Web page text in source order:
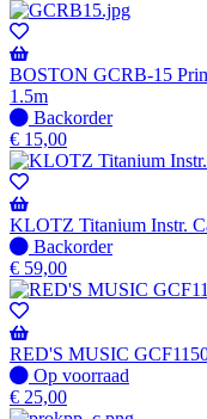
BOSTON GCRB-15
1.5m
Niet
op
voorraad
-
Wordt
verzonden
wanneer
beschikbaar
Backorder
€ 15,00
KLOTZ Titanium Instr.
Niet
op
voorraad
-
Wordt
verzonden
wanneer
beschikbaar
Backorder
€ 59,00
RED'S MUSIC
Op
voorraad
Op voorraad
€ 25,00